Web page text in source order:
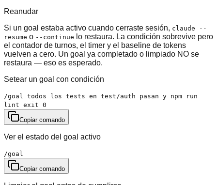
Reanudar
Si un goal estaba activo cuando cerraste sesión, claude --
resume o --continue lo restaura. La condición sobrevive pero
el contador de turnos, el timer y el baseline de tokens
vuelven a cero. Un goal ya completado o limpiado NO se
restaura — eso es esperado.
Setear un goal con condición
/goal todos los tests en test/auth pasan y npm run
lint exit 0
Copiar comando
Ver el estado del goal activo
/goal
Copiar comando